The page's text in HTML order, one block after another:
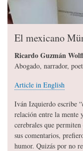
El mexicano
Ricardo Guzmán
Abogado, narrador,
Article in English
Iván Izquierdo escribe
relación entre la mente
cerebrales que
sus comentarios,
humor. Quizás por no